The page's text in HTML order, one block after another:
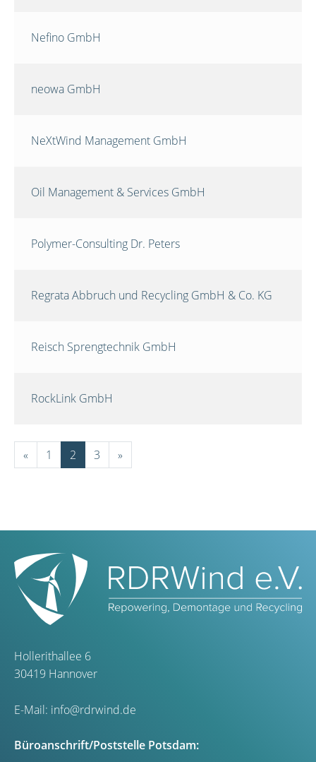
Nefino GmbH
neowa GmbH
NeXtWind Management GmbH
Oil Management & Services GmbH
Polymer-Consulting Dr. Peters
Regrata Abbruch und Recycling GmbH & Co. KG
Reisch Sprengtechnik GmbH
RockLink GmbH
« 1 2 3 »
Hollerithallee 6
30419 Hannover
E-Mail: info@rdrwind.de
Büroanschrift/Poststelle Potsdam: